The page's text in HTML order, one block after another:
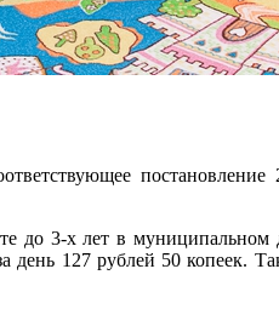
до 3-х лет в
127 рублей 50 копеек.